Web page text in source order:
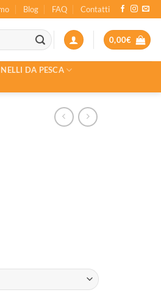
Blog FAQ Contatti
0,00€
DA PESCA